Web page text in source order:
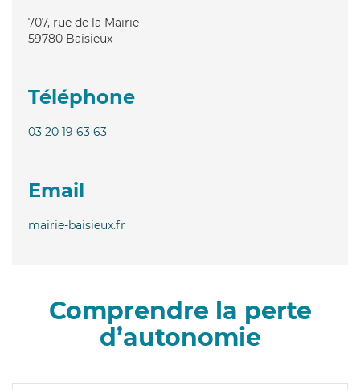
707, rue de la Mairie
59780 Baisieux
Téléphone
03 20 19 63 63
Email
mairie-baisieux.fr
Comprendre la perte
d’autonomie